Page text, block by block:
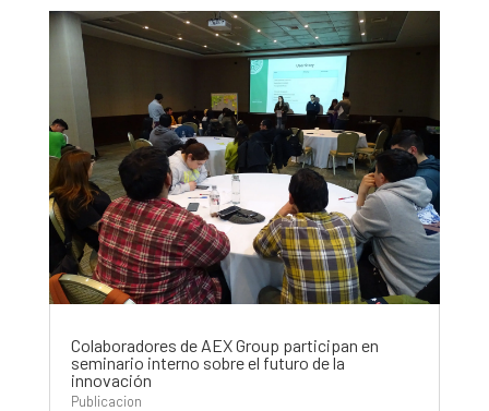
Colaboradores de AEX Group participan en
seminario interno sobre el futuro de la
innovación
Publicacion